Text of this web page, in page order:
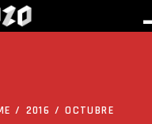
/2016/OCTUBRE